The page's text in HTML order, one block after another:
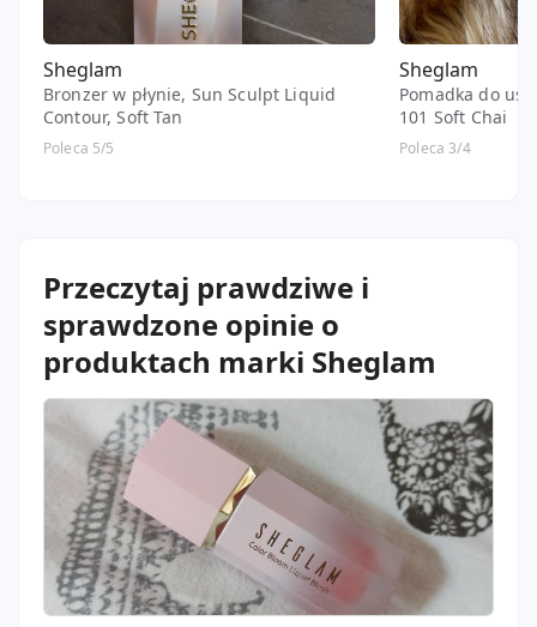
Sheglam
Bronzer w płynie, Sun Sculpt Liquid
Contour, Soft Tan
Poleca 5/5
Sheglam
Pomadka do
101 Soft Chai
Poleca 3/4
Przeczytaj prawdziwe i
sprawdzone opinie o
produktach marki Sheglam